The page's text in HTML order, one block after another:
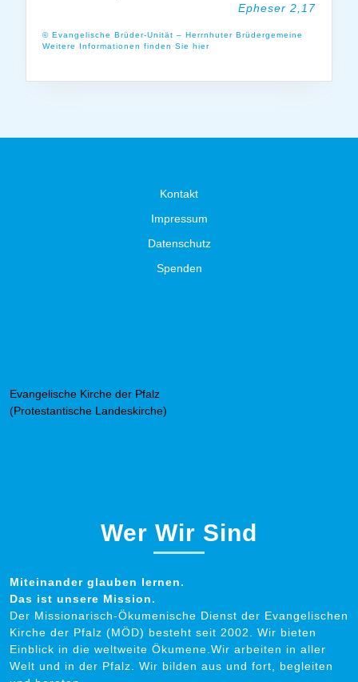
Epheser 2,17
© Evangelische Brüder-Unität – Herrnhuter Brüdergemeine
Weitere Informationen finden Sie hier
Kontakt
Impressum
Datenschutz
Spenden
Evangelische Kirche der Pfalz
(Protestantische Landeskirche)
Wer Wir Sind
Miteinander glauben lernen.
Das ist unsere Mission.
Der Missionarisch-Ökumenische Dienst der Evangelischen
Kirche der Pfalz (MÖD) besteht seit 2002. Wir bieten
Einblick in die weltweite Ökumene.Wir arbeiten in aller
Welt und in der Pfalz. Wir bilden aus und fort, begleiten